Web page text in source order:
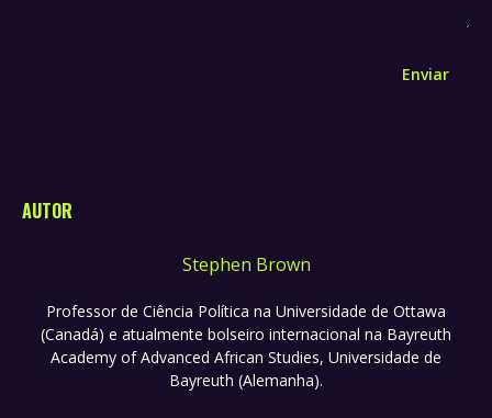
Enviar
AUTOR
Stephen Brown
Professor de Ciência Política na Universidade de Ottawa
(Canadá) e atualmente bolseiro internacional na Bayreuth
Academy of Advanced African Studies, Universidade de
Bayreuth (Alemanha).